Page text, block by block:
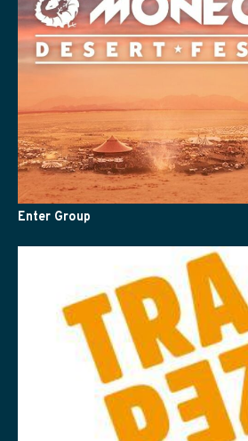
Enter Group